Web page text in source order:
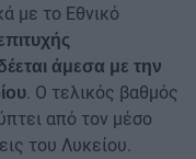
με το Εθνικό
άμεσα με την
. Ο τελικός βαθμός
από τον μέσο
του Λυκείου.